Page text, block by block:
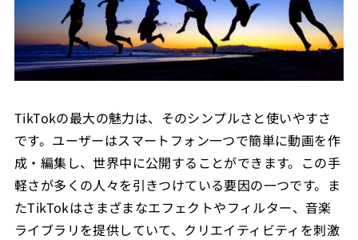
TikTokの最大の魅力は、そのシンプルさと使いやすさ
です。ユーザーはスマートフォン一つで簡単に動画を作
成・編集し、世界中に公開することができます。この手
軽さが多くの人々を引きつけている要因の一つです。ま
たTikTokはさまざまなエフェクトやフィルター、音楽
ライブラリを提供していて、クリエイティビティを刺激